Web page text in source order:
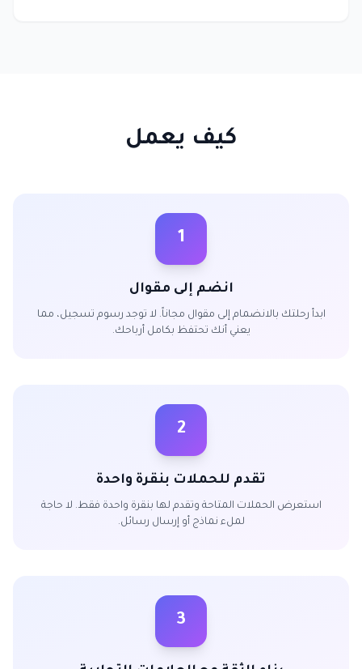
كيف يعمل
1
انضم إلى مقوال
ابدأ رحلتك بالانضمام إلى مقوال مجاناً. لا توجد رسوم تسجيل، مما
يعني أنك تحتفظ بكامل أرباحك.
2
تقدم للحملات بنقرة واحدة
استعرض الحملات المتاحة وتقدم لها بنقرة واحدة فقط. لا حاجة
لملء نماذج أو إرسال رسائل.
3